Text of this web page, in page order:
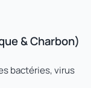
& Charbon)
bactéries, virus